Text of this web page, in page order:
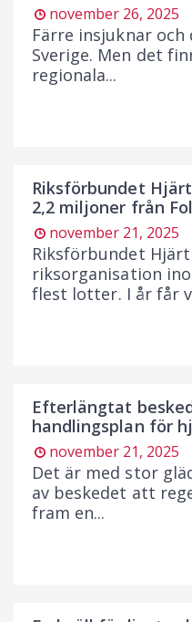
november 26, 2025
Färre insjuknar
Sverige. Men det
regionala...
Riksförbundet
2,2 miljoner från
november 21, 2025
Riksförbundet
riksorganisation
flest lotter. I år får
Efterlängtat
handlingsplan för
november 21, 2025
Det är med stor
av beskedet att
fram en...